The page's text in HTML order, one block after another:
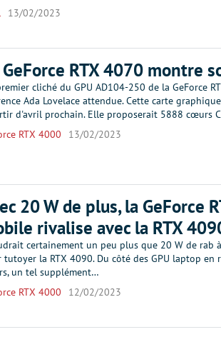
13/02/2023
RTX 4070 montre
cliché du GPU AD104-250 de la GeForce
Ada Lovelace attendue. Cette carte
d'avril prochain. Elle proposerait 5888 cœurs
RTX 4000
13/02/2023
20 W de plus, la GeForce
rivalise avec la RTX
certainement un peu plus que 20 W de rab
tutoyer la RTX 4090. Du côté des GPU laptop en
un tel supplément…
RTX 4000
12/02/2023